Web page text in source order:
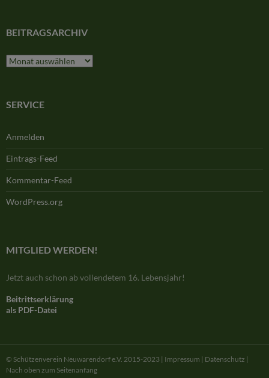
BEITRAGSARCHIV
Beitragsarchiv
SERVICE
Anmelden
Eintrags-Feed
Kommentar-Feed
WordPress.org
MITGLIED WERDEN!
Jetzt auch schon ab vollendetem 16. Lebensjahr!
Beitrittserklärung
als PDF-Datei
© Schützenverein Neuwarendorf e.V. 2015-2023 | Impressum | Datenschutz |
Nach oben zum Seitenanfang